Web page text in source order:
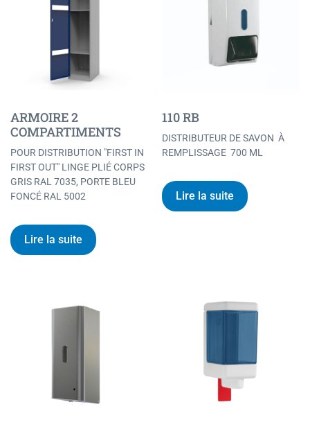
ARMOIRE 2
COMPARTIMENTS
POUR DISTRIBUTION "FIRST IN
FIRST OUT" LINGE PLIÉ CORPS
GRIS RAL 7035, PORTE BLEU
FONCÉ RAL 5002
Lire la suite
110 RB
DISTRIBUTEUR DE SAVON À
REMPLISSAGE 700 ML
Lire la suite